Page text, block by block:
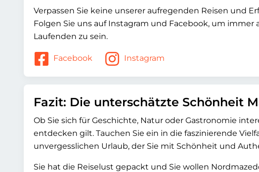
Verpassen Sie keine unserer aufregenden Reisen und
Folgen Sie uns auf Instagram und Facebook, um immer
Laufenden zu sein.
Facebook Instagram
Fazit: Die unterschätzte Schönheit
Ob Sie sich für Geschichte, Natur oder Gastronomie
entdecken gilt. Tauchen Sie ein in die faszinierende
unvergesslichen Urlaub, der Sie mit Schönheit und
Sie hat die Reiselust gepackt und Sie wollen